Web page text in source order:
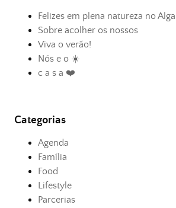
Felizes em plena natureza no
Sobre acolher os nossos
Viva o verão!
Nós e o ☀️
c a s a ❤️
Categorias
Agenda
Família
Food
Lifestyle
Parcerias